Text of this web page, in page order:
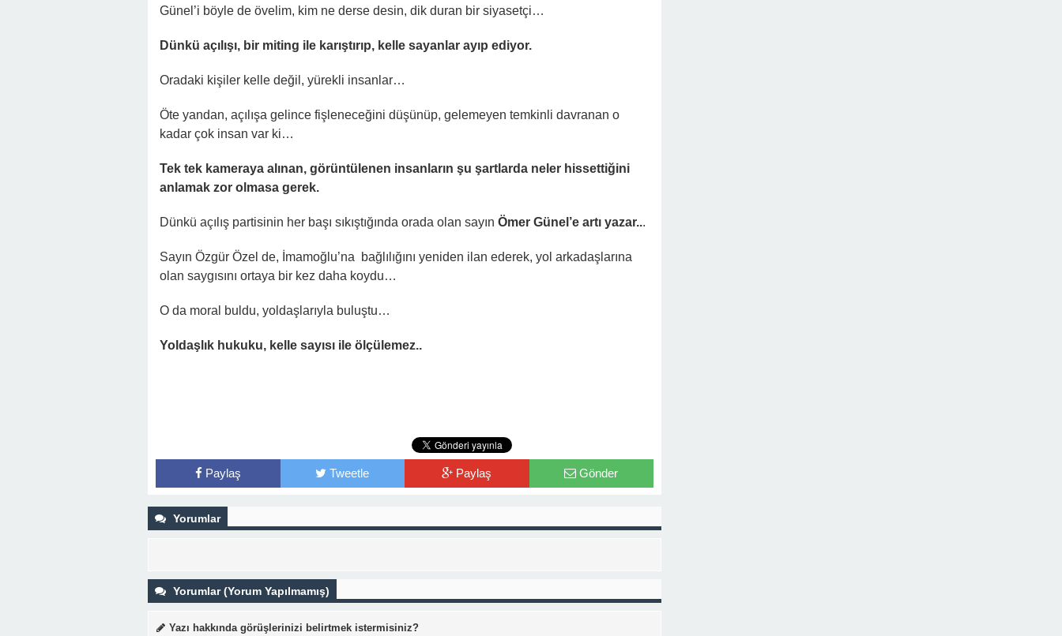
Günel’i böyle de övelim, kim ne derse desin, dik duran bir siyasetçi…
Dünkü açılışı, bir miting ile karıştırıp, kelle sayanlar ayıp ediyor.
Oradaki kişiler kelle değil, yürekli insanlar…
Öte yandan, açılışa gelince fişleneceğini düşünüp, gelemeyen temkinli davranan o
kadar çok insan var ki…
Tek tek kameraya alınan, görüntülenen insanların şu şartlarda neler hissettiğini
anlamak zor olmasa gerek.
Dünkü açılış partisinin her başı sıkıştığında orada olan sayın Ömer Günel’e artı yazar...
Sayın Özgür Özel de, İmamoğlu’na bağlılığını yeniden ilan ederek, yol arkadaşlarına
olan saygısını ortaya bir kez daha koydu…
O da moral buldu, yoldaşlarıyla buluştu…
Yoldaşlık hukuku, kelle sayısı ile ölçülemez..
Paylaş Tweetle Paylaş Gönder
Yorumlar
Yorumlar (Yorum Yapılmamış)
Yazı hakkında görüşlerinizi belirtmek istermisiniz?